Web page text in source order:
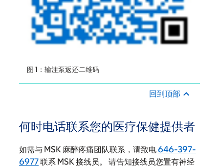
图 1：输注泵返还二维码
回到顶部
何时电话联系您的医疗保健提供者
如需与 MSK 麻醉疼痛团队联系，请致电646-397-
6977联系 MSK 接线员。 请告知接线员您置有神经